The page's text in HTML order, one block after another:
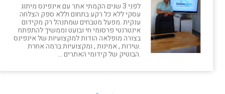
לפני 3 שנים הקמתי אתר עם אינפינס מיתוג
עסקי ללא כל רקע בתחום וללא ספק הצלחה
ענקית .מפעל מטבחים שמתנהל רק מקידום
אינטרנטי פרסומי חי ובועט וממשיך להתפתח
בצורה מופלאה הודות למקצועיות של אינפינס
.שירות , אמינות , ומקצועיות ברמה אחרת
.הבוטיק של קידומי האתרים …